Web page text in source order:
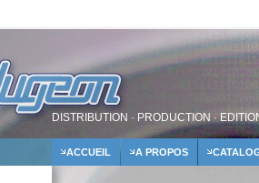
DISTRIBUTION · PRODUCTION ·
ACCUEIL A PROPOS